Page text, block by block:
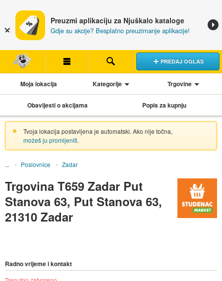
Preuzmi aplikaciju za Njuškalo kataloge
Gdje su akcije? Besplatno preuzimanje aplikacije!
PREDAJ OGLAS
Moja lokacija Kategorije Trgovine
Obavijesti o akcijama Popis za kupnju
Tvoja lokacija postavljena je automatski. Ako nije točna,
možeš ju promijeniti.
Poslovnice Zadar
Trgovina T659 Zadar Put
Stanova 63, Put Stanova 63,
21310 Zadar
Radno vrijeme i kontakt